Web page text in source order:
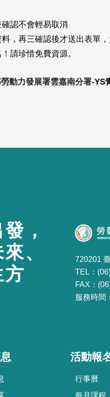
認不會輕易取消
，再三確認後才送出表單
請珍惜免費資源。
動力發展署雲嘉南分署-YS
，
、
720201
TEL：
FAX：
服務時間
活動報
行事曆
每月課程